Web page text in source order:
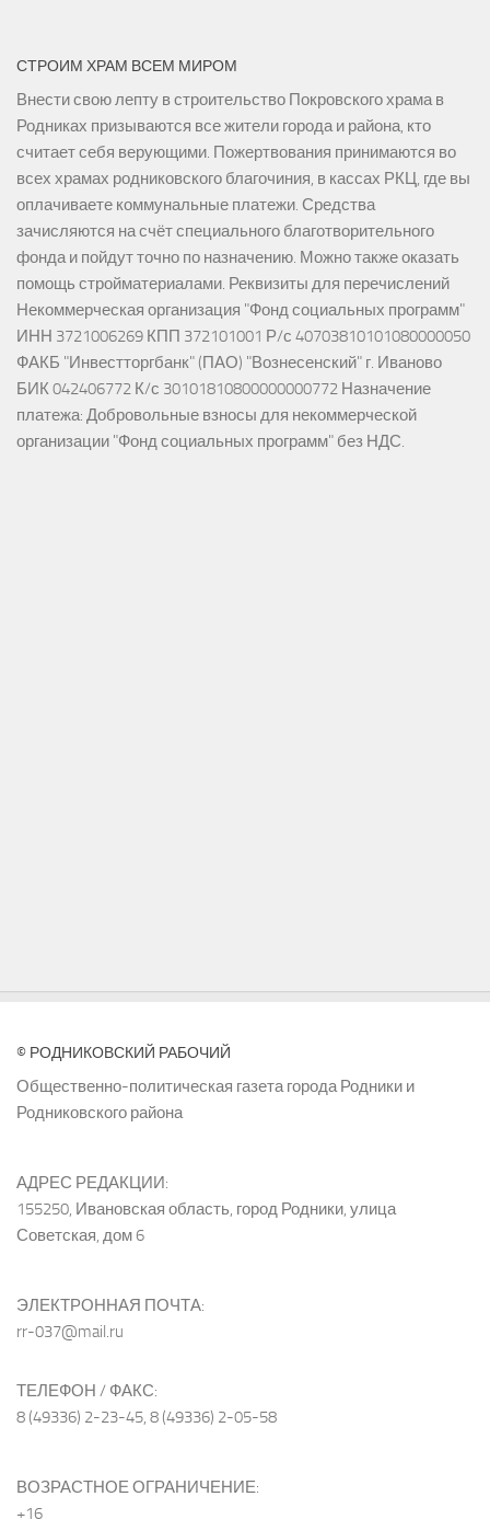
СТРОИМ ХРАМ ВСЕМ МИРОМ
Внести свою лепту в строительство Покровского храма в
Родниках призываются все жители города и района, кто
считает себя верующими. Пожертвования принимаются во
всех храмах родниковского благочиния, в кассах РКЦ, где вы
оплачиваете коммунальные платежи. Средства
зачисляются на счёт специального благотворительного
фонда и пойдут точно по назначению. Можно также оказать
помощь стройматериалами. Реквизиты для перечислений
Некоммерческая организация "Фонд социальных программ"
ИНН 3721006269 КПП 372101001 Р/с 40703810101080000050
ФАКБ "Инвестторгбанк" (ПАО) "Вознесенский" г. Иваново
БИК 042406772 К/с 30101810800000000772 Назначение
платежа: Добровольные взносы для некоммерческой
организации "Фонд социальных программ" без НДС.
© РОДНИКОВСКИЙ РАБОЧИЙ
Общественно-политическая газета города Родники и
Родниковского района
АДРЕС РЕДАКЦИИ:
155250, Ивановская область, город Родники, улица
Советская, дом 6
ЭЛЕКТРОННАЯ ПОЧТА:
rr-037@mail.ru
ТЕЛЕФОН / ФАКС:
8 (49336) 2-23-45, 8 (49336) 2-05-58
ВОЗРАСТНОЕ ОГРАНИЧЕНИЕ:
+16